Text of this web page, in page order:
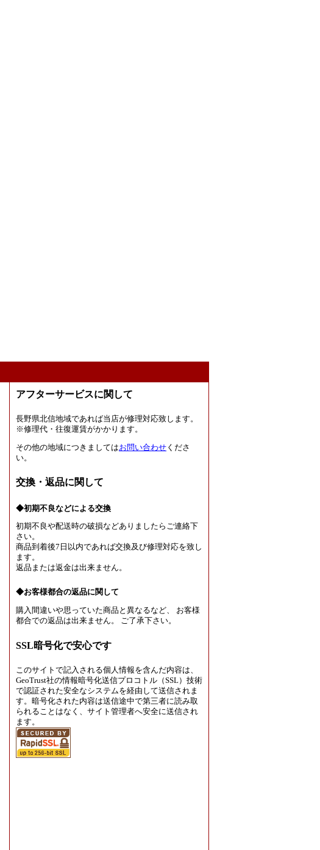
アフターサービスに関して
長野県北信地域であれば当店が修理対応致します。
※修理代・往復運賃がかかります。
その他の地域につきましてはお問い合わせ くださ
い。
交換・返品に関して
◆初期不良などによる交換
初期不良や配送時の破損などありましたらご連絡下
さい。
商品到着後7日以内であれば交換及び修理対応を致し
ます。
返品または返金は出来ません。
◆お客様都合の返品に関して
購入間違いや思っていた商品と異なるなど、 お客様
都合での返品は出来ません。 ご了承下さい。
SSL暗号化で安心です
このサイトで記入される個人情報を含んだ内容は、
GeoTrust社の情報暗号化送信プロコトル（SSL）技術
で認証された安全なシステムを経由して送信されま
す。暗号化された内容は送信途中で第三者に読み取
られることはなく、サイト管理者へ安全に送信され
ます。